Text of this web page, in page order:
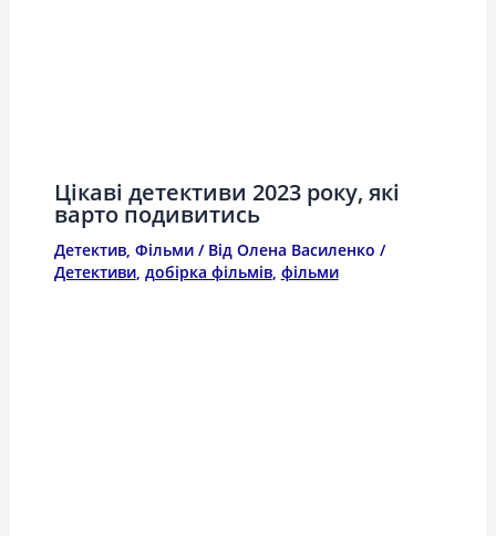
Цікаві детективи 2023 року, які
варто подивитись
Детектив, Фільми/ Від Олена Василенко /
Детективи, добірка фільмів, фільми